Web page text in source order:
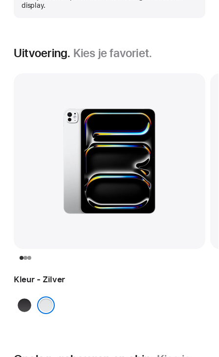
display.
Uitvoering. Kies je favoriet.
Kleur - Zilver
Spacezwart